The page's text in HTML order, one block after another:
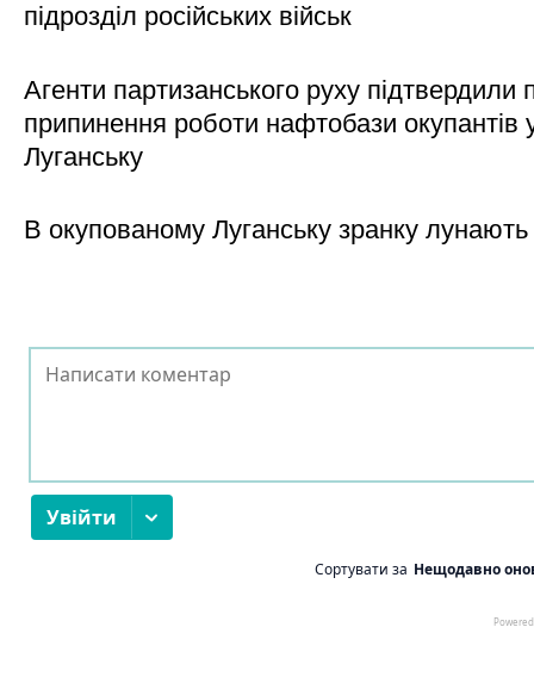
підрозділ російських військ
Агенти партизанського руху підтвердили
припинення роботи нафтобази окупантів
Луганську
В окупованому Луганську зранку